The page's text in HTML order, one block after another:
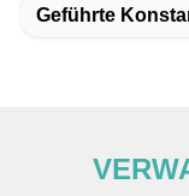
Geführte